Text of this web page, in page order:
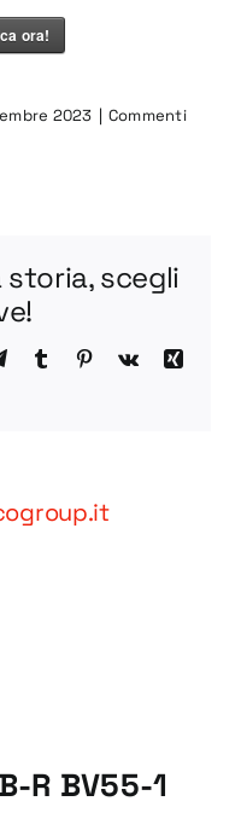
ora!
2023 | Commenti
scegli
TelegramTumblr Pinterest
Vk
Xing
R BV55-1